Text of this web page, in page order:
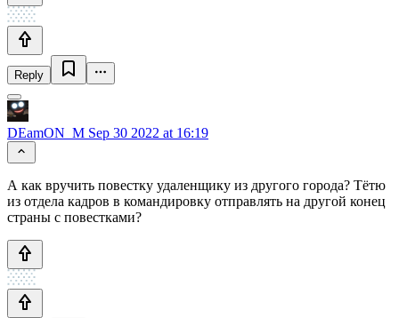
Reply
DEamON_M Sep 30 2022 at 16:19
А как вручить повестку удаленщику из другого города? Тётю
из отдела кадров в командировку отправлять на другой конец
страны с повестками?